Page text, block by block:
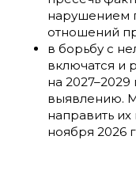
нарушением
отношений
в борьбу с
включатся и
на
выявлению.
направить их
ноября 2026